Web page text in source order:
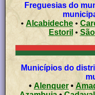
Freguesias do
• Alcabideche •
Estoril •
Municípios do distrito de Lisboa - Lisboa district
• Alenquer •